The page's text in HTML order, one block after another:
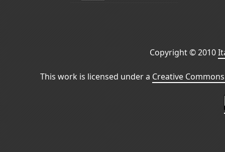
Copyright © 2010
This work is licensed under a Creative